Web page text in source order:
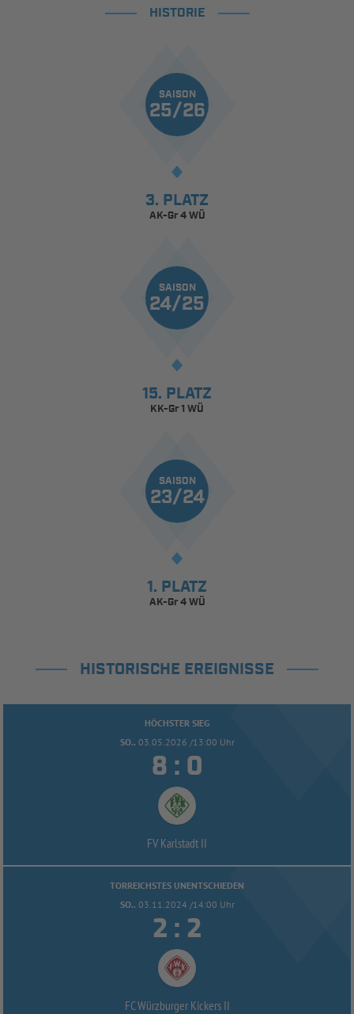
HISTORIE
SAISON
25/26
3. PLATZ
AK-Gr 4 WÜ
SAISON
24/25
15. PLATZ
KK-Gr 1 WÜ
SAISON
23/24
1. PLATZ
AK-Gr 4 WÜ
HISTORISCHE EREIGNISSE
HÖCHSTER SIEG
SO.. 03.05.2026 /13:00 Uhr
 : 
FV Karlstadt II
TORREICHSTES UNENTSCHIEDEN
SO.. 03.11.2024 /14:00 Uhr
 : 
FC Würzburger Kickers II